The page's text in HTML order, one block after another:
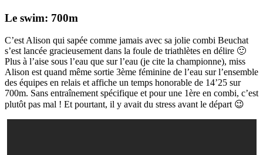
Le swim: 700m
C’est Alison qui sapée comme jamais avec sa jolie combi Beuchat
s’est lancée gracieusement dans la foule de triathlètes en délire 🙂
Plus à l’aise sous l’eau que sur l’eau (je cite la championne), miss
Alison est quand même sortie 3ème féminine de l’eau sur l’ensemble
des équipes en relais et affiche un temps honorable de 14’25 sur
700m. Sans entraînement spécifique et pour une 1ère en combi, c’est
plutôt pas mal ! Et pourtant, il y avait du stress avant le départ 😉